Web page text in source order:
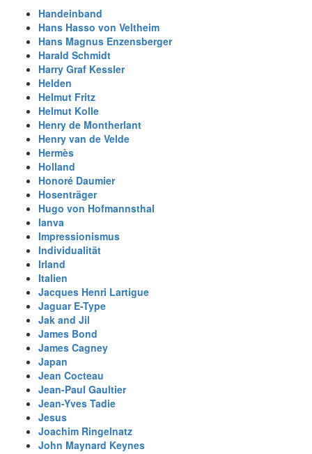
Handeinband
Hans Hasso von Veltheim
Hans Magnus Enzensberger
Harald Schmidt
Harry Graf Kessler
Helden
Helmut Fritz
Helmut Kolle
Henry de Montherlant
Henry van de Velde
Hermès
Holland
Honoré Daumier
Hosenträger
Hugo von Hofmannsthal
Ianva
Impressionismus
Individualität
Irland
Italien
Jacques Henri Lartigue
Jaguar E-Type
Jak and Jil
James Bond
James Cagney
Japan
Jean Cocteau
Jean-Paul Gaultier
Jean-Yves Tadie
Jesus
Joachim Ringelnatz
John Maynard Keynes